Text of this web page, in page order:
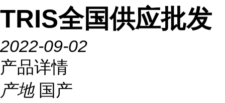
TRIS全国供应批发
2022-09-02
产品详情
产地 国产